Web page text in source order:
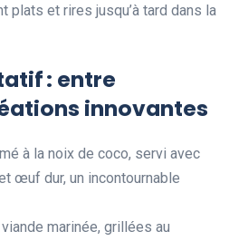
plats et rires jusqu’à tard dans la
: entre
innovantes
à la noix de coco, servi avec
œuf dur, un incontournable
marinée, grillées au